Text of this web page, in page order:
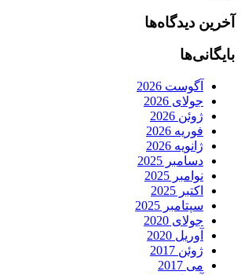
آخرین دیدگاه‌ها
بایگانی‌ها
آگوست 2026
جولای 2026
ژوئن 2026
فوریه 2026
ژانویه 2026
دسامبر 2025
نوامبر 2025
اکتبر 2025
سپتامبر 2025
جولای 2020
آوریل 2020
ژوئن 2017
می 2017